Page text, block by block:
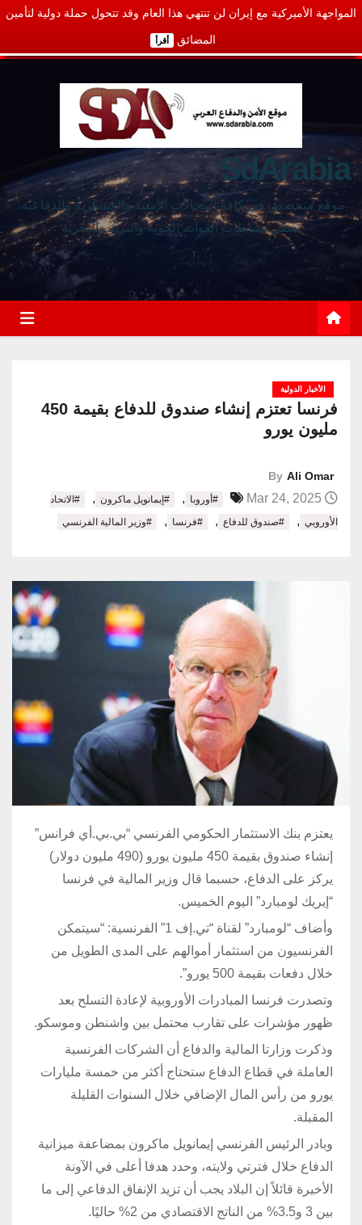
المواجهة الأميركية مع إيران لن تنتهي هذا العام وقد تتحول حملة دولية لتأمين
المضائق أقرأ
SdArabia
موقع متخصص في كافة المجالات الأمنية والعسكرية والدفاعية،
يغطي نشاطات القوات الجوية والبرية والبحرية
الأخبار الدولية
فرنسا تعتزم إنشاء صندوق للدفاع بقيمة 450
مليون يورو
By Ali Omar
#أوروبا , #إيمانويل ماكرون ,
#الاتحاد
الأوروبي , #صندوق للدفاع , #فرنسا , #وزير المالية الفرنسي
يعتزم بنك الاستثمار الحكومي الفرنسي “بي.بي.أي فرانس”
إنشاء صندوق بقيمة 450 مليون يورو (490 مليون دولار)
يركز على الدفاع، حسبما قال وزير المالية في فرنسا
“إيريك لومبارد” اليوم الخميس.
وأضاف “لومبارد” لقناة “تي.إف 1” الفرنسية: “سيتمكن
الفرنسيون من استثمار أموالهم على المدى الطويل من
خلال دفعات بقيمة 500 يورو”.
وتصدرت فرنسا المبادرات الأوروبية لإعادة التسلح بعد
ظهور مؤشرات على تقارب محتمل بين واشنطن وموسكو.
وذكرت وزارتا المالية والدفاع أن الشركات الفرنسية
العاملة في قطاع الدفاع ستحتاج أكثر من خمسة مليارات
يورو من رأس المال الإضافي خلال السنوات القليلة
المقبلة.
وبادر الرئيس الفرنسي إيمانويل ماكرون بمضاعفة ميزانية
الدفاع خلال فترتي ولايته، وحدد هدفا أعلى في الآونة
الأخيرة قائلاً إن البلاد يجب أن تزيد الإنفاق الدفاعي إلى ما
بين 3 و3.5% من الناتج الاقتصادي من 2% حاليًا.